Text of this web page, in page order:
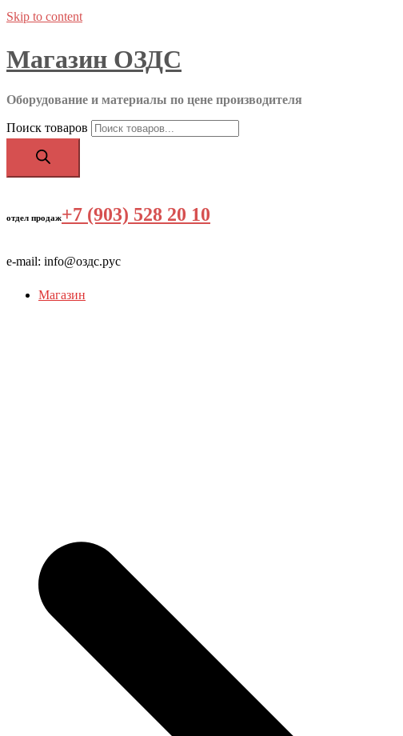
Skip to content
Магазин ОЗДС
Оборудование и материалы по цене производителя
Поиск товаров
отдел продаж+7 (903) 528 20 10
e-mail: info@оздс.рус
Магазин